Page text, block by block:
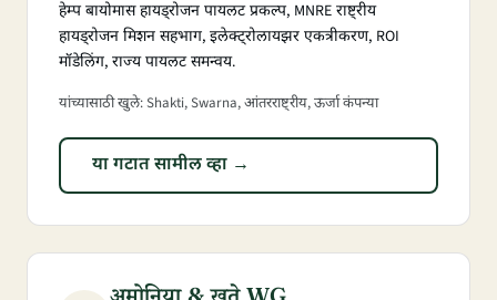
हेम्प बायोमास हायड्रोजन पायलट प्रकल्प, MNRE राष्ट्रीय
हायड्रोजन मिशन सहभाग, इलेक्ट्रोलायझर एकत्रीकरण, ROI
मॉडेलिंग, राज्य पायलट समन्वय.
यांच्यासाठी खुले: Shakti, Swarna, आंतरराष्ट्रीय, ऊर्जा कंपन्या
या गटात सामील व्हा →